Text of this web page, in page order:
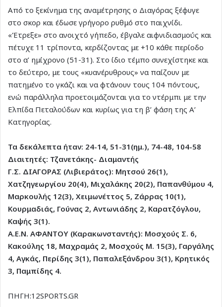
Από το ξεκίνημα της αναμέτρησης ο Διαγόρας ξέφυγε
στο σκορ και έδωσε γρήγορο ρυθμό στο παιχνίδι.
«Έτρεξε» στο ανοιχτό γήπεδο, έβγαλε αιφνιδιασμούς και
πέτυχε 11 τρίποντα, κερδίζοντας με +10 κάθε περίοδο
στο α’ ημίχρονο (51-31). Στο ίδιο τέμπο συνεχίστηκε και
το δεύτερο, με τους «κυανέρυθρους» να παίζουν με
πατημένο το γκάζι και να φτάνουν τους 104 πόντους,
ενώ παράλληλα προετοιμάζονται για το ντέρμπι με την
Ελπίδα Πεταλούδων και κυρίως για τη β’ φάση της Α’
Κατηγορίας.
Τα δεκάλεπτα ήταν: 24-14, 51-31(ημ.), 74-48, 104-58
Διαιτητές: Τζανετάκης- Διαμαντής
Γ.Σ. ΔΙΑΓΟΡΑΣ (Λιβιεράτος): Μητσού 26(1),
Χατζηγεωργίου 20(4), Μιχαλάκης 20(2), Παπανθύμου 4,
Μαρκουλής 12(3), Χειμωνέττος 5, Ζάρρας 10(1),
Κουρμαδιάς, Γούνας 2, Αντωνιάδης 2, Καρατζόγλου,
Καψής 3(1).
Α.Ε.Ν. ΑΦΑΝΤΟΥ (Καρακωνσταντής): Μοσχούς Σ. 6,
Κακούλης 18, Μαχραμάς 2, Μοσχούς Μ. 15(3), Γαργάλης
4, Αγκάς, Περίδης 3(1), Παπαλεξάνδρου 3(1), Κρητικός
3, Παμπίδης 4.
ΠΗΓΗ:12SPORTS.GR